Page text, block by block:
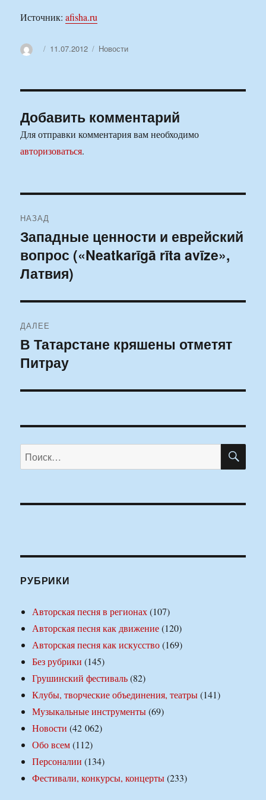
Источник:afisha.ru
АвторОпубликовано
11.07.2012 Рубрики
Новости
Добавить комментарий
Для отправки комментария вам необходимо
авторизоваться.
по
записям
НАЗАД
Предыдущая
запись:
Западные ценности и еврейский
вопрос («Neatkarīgā rīta avīze»,
Латвия)
ДАЛЕЕ
Следующая
запись:
В Татарстане кряшены отметят
Питрау
Искать:
РУБРИКИ
Авторская песня в регионах(107)
Авторская песня как движение(120)
Авторская песня как искусство(169)
Без рубрики (145)
Грушинский фестиваль(82)
Клубы, творческие объединения, театры(141)
Музыкальные инструменты(69)
Новости (42 062)
Обо всем(112)
Персоналии (134)
Фестивали, конкурсы, концерты(233)